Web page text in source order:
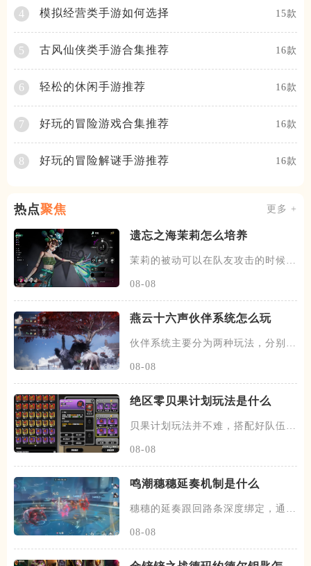
4 模拟经营类手游如何选择 15款
5 古风仙侠类手游合集推荐 16款
6 轻松的休闲手游推荐 16款
7 好玩的冒险游戏合集推荐 16款
8 好玩的冒险解谜手游推荐 16款
热点聚焦 更多 +
遗忘之海茉莉怎么培养
茉莉的被动可以在队友攻击的时候，
08-08
燕云十六声伙伴系统怎么玩
伙伴系统主要分为两种玩法，分别是
08-08
绝区零贝果计划玩法是什么
贝果计划玩法并不难，搭配好队伍和
08-08
鸣潮穗穗延奏机制是什么
穗穗的延奏跟回路条深度绑定，通过
08-08